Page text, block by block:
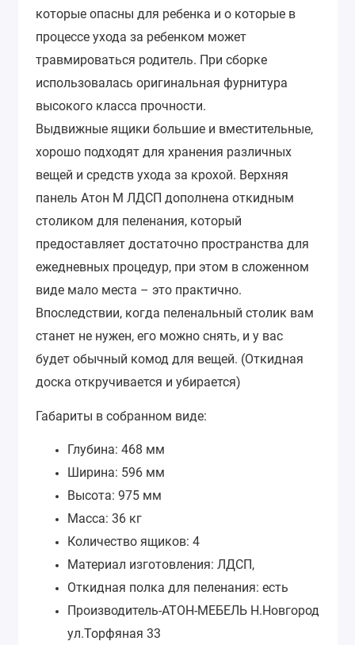
которые опасны для ребенка и о которые в
процессе ухода за ребенком может
травмироваться родитель. При сборке
использовалась оригинальная фурнитура
высокого класса прочности.
Выдвижные ящики большие и вместительные,
хорошо подходят для хранения различных
вещей и средств ухода за крохой. Верхняя
панель Атон М ЛДСП дополнена откидным
столиком для пеленания, который
предоставляет достаточно пространства для
ежедневных процедур, при этом в сложенном
виде мало места – это практично.
Впоследствии, когда пеленальный столик вам
станет не нужен, его можно снять, и у вас
будет обычный комод для вещей. (Откидная
доска откручивается и убирается)
Габариты в собранном виде:
Глубина: 468 мм
Ширина: 596 мм
Высота: 975 мм
Масса: 36 кг
Количество ящиков: 4
Материал изготовления: ЛДСП,
Откидная полка для пеленания: есть
Производитель-АТОН-МЕБЕЛЬ Н.Новгород
ул.Торфяная 33